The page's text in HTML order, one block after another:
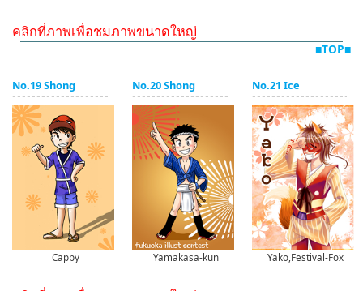
คลิกที่ภาพเพื่อชมภาพขนาดใหญ่
■TOP■
No.19 Shong
Cappy
No.20 Shong
Yamakasa-kun
No.21 Ice
Yako,Festival-Fox